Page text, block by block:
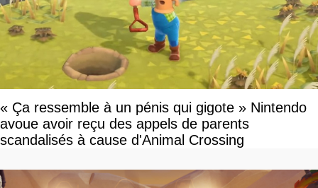
« Ça ressemble à un pénis qui gigote » Nintendo
avoue avoir reçu des appels de parents
scandalisés à cause d'Animal Crossing